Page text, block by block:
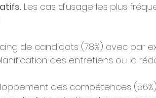
Les cas d’usage les plus
de candidats (78%) avec par
des entretiens ou la
des compétences